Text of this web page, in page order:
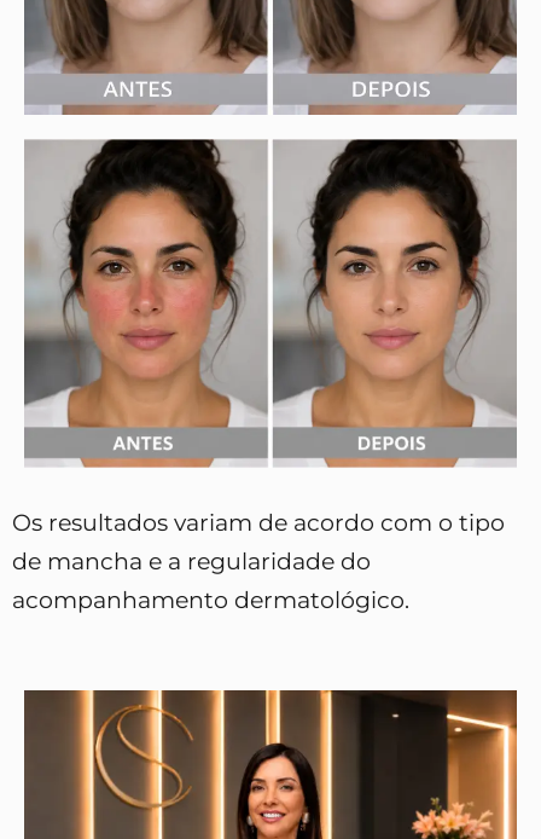
Os resultados variam de acordo com o tipo
de mancha e a regularidade do
acompanhamento dermatológico.